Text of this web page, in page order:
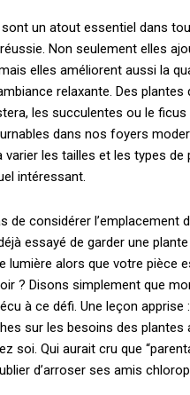
un atout essentiel dans
réussie. Non seulement elles
elles améliorent aussi la
relaxante. Des plantes
les succulentes ou le
dans nos foyers
varier les tailles et les types
intéressant.
de considérer l’emplacement
essayé de garder une
lumière alors que votre pièce
? Disons simplement que
à ce défi. Une leçon
sur les besoins des plantes
soi. Qui aurait cru que
d’arroser ses amis